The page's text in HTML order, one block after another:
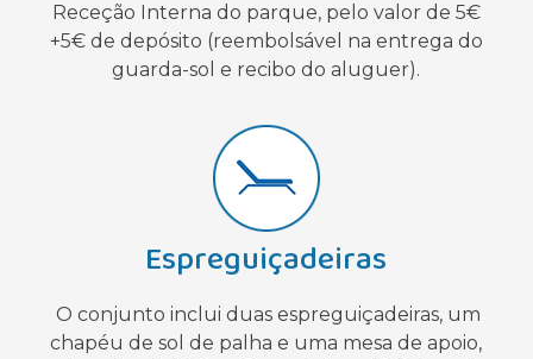
Receção Interna do parque, pelo valor de 5€
+5€ de depósito (reembolsável na entrega do
guarda-sol e recibo do aluguer).
Espreguiçadeiras
O conjunto inclui duas espreguiçadeiras, um
chapéu de sol de palha e uma mesa de apoio,